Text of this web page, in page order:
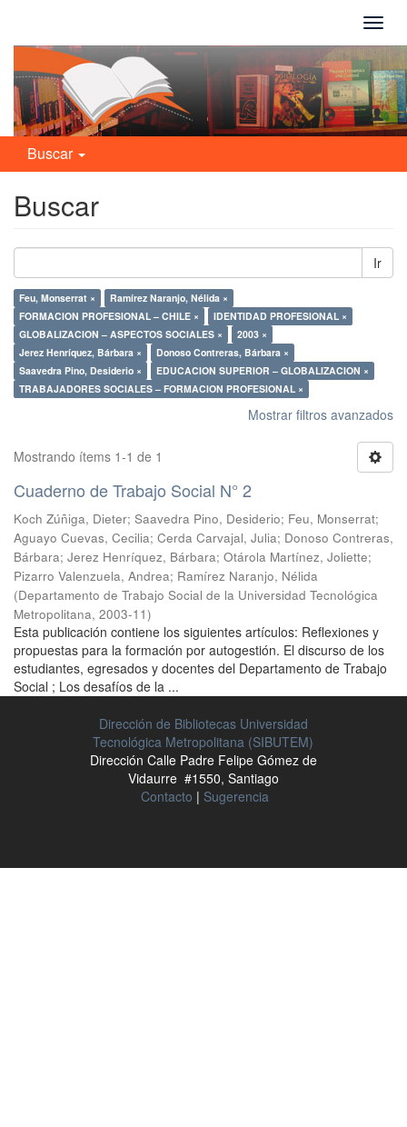
Buscar
Buscar
Ir
Feu, Monserrat ×
Ramírez Naranjo, Nélida ×
FORMACION PROFESIONAL – CHILE ×
IDENTIDAD PROFESIONAL ×
GLOBALIZACION – ASPECTOS SOCIALES ×
2003 ×
Jerez Henríquez, Bárbara ×
Donoso Contreras, Bárbara ×
Saavedra Pino, Desiderio ×
EDUCACION SUPERIOR – GLOBALIZACION ×
TRABAJADORES SOCIALES – FORMACION PROFESIONAL ×
Mostrar filtros avanzados
Mostrando ítems 1-1 de 1
Cuaderno de Trabajo Social N° 2
Koch Zúñiga, Dieter; Saavedra Pino, Desiderio; Feu, Monserrat;
Aguayo Cuevas, Cecilia; Cerda Carvajal, Julia; Donoso Contreras,
Bárbara; Jerez Henríquez, Bárbara; Otárola Martínez, Joliette;
Pizarro Valenzuela, Andrea; Ramírez Naranjo, Nélida
(Departamento de Trabajo Social de la Universidad Tecnológica
Metropolitana, 2003-11)
Esta publicación contiene los siguientes artículos: Reflexiones y
propuestas para la formación por autogestión. El discurso de los
estudiantes, egresados y docentes del Departamento de Trabajo
Social ; Los desafíos de la ...
Dirección de Bibliotecas Universidad
Tecnológica Metropolitana (SIBUTEM)
Dirección Calle Padre Felipe Gómez de
Vidaurre #1550, Santiago
Contacto | Sugerencia